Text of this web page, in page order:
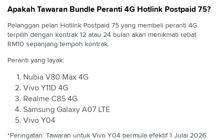
Hotlink X Grab Offer
HP40 Foodpanda Promo
Year End Rewards
Duta Kampus Hotlink
Latensi Gaming MLBB Yang Dioptimumkan
Pakej RAHMAH Siswa
Pek Permulaan Hotlink 5G
Kempen Barangan Hotlink Postpaid 2025
Apakah Tawaran Bundle Peranti 4G Hotlink Postpaid 75?
Pelanggan pelan Hotlink Postpaid 75 yang membeli peranti 4G
terpilih dengan kontrak 12 atau 24 bulan akan menikmati rebat
RM10 sepanjang tempoh kontrak.
Peranti yang layak:
Nubia V80 Max 4G
Vivo Y11D 4G
Realme C85 4G
Samsung Galaxy A07 LTE
Vivo Y04
*Peringatan: Tawaran untuk Vivo Y04 bermula efektif 1 Julai 2026.